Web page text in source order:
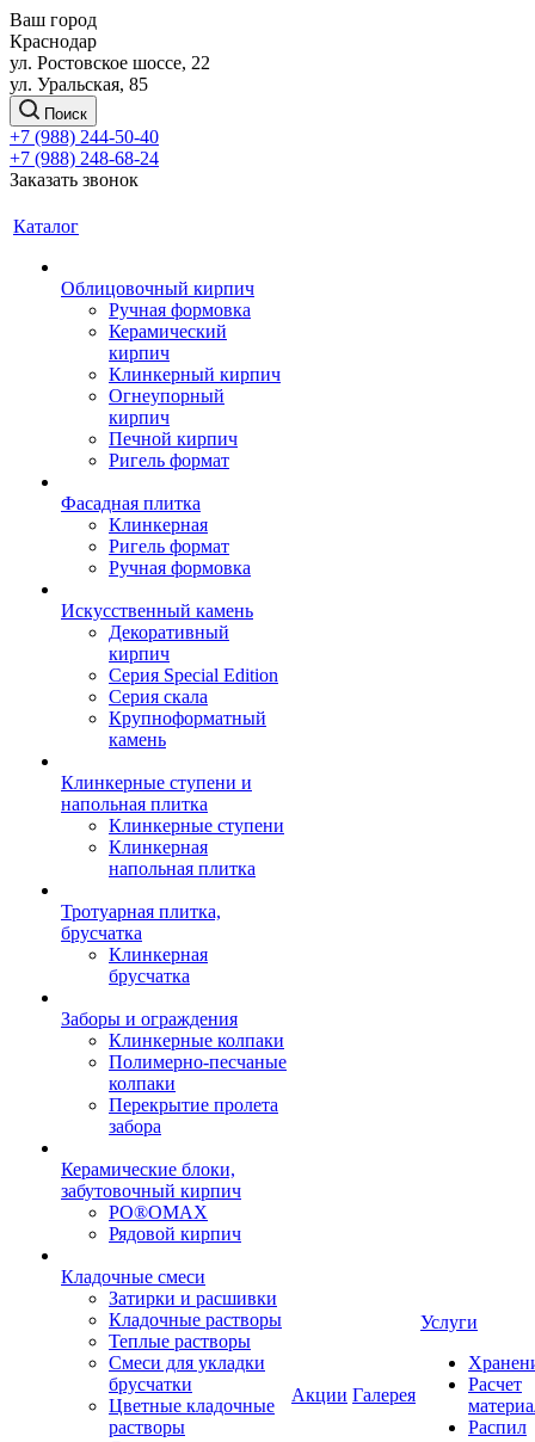
Ваш город
Краснодар
ул. Ростовское шоссе, 22
ул. Уральская, 85
Поиск
+7 (988) 244-50-40
+7 (988) 248-68-24
Заказать звонок
Каталог
Облицовочный кирпич
Ручная формовка
Керамический
кирпич
Клинкерный кирпич
Огнеупорный
кирпич
Печной кирпич
Ригель формат
Фасадная плитка
Клинкерная
Ригель формат
Ручная формовка
Искусственный камень
Декоративный
кирпич
Серия Special Edition
Серия скала
Крупноформатный
камень
Клинкерные ступени и
напольная плитка
Клинкерные ступени
Клинкерная
напольная плитка
Тротуарная плитка,
брусчатка
Клинкерная
брусчатка
Заборы и ограждения
Клинкерные колпаки
Полимерно-песчаные
колпаки
Перекрытие пролета
забора
Керамические блоки,
забутовочный кирпич
PO®OMAX
Рядовой кирпич
Кладочные смеси
Затирки и расшивки
Кладочные растворы
Теплые растворы
Смеси для укладки
брусчатки
Цветные кладочные
растворы
Акции Галерея
Услуги
Расчет
Распил